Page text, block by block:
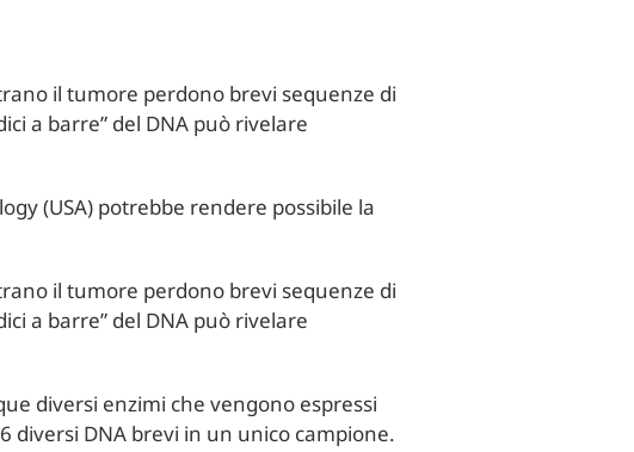
il tumore perdono brevi sequenze di
a barre” del DNA può rivelare
(USA) potrebbe rendere possibile la
il tumore perdono brevi sequenze di
a barre” del DNA può rivelare
diversi enzimi che vengono espressi
DNA brevi in un unico campione.